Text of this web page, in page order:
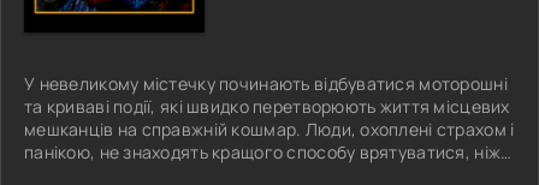
У невеликому містечку починають відбуватися моторошні
та криваві події, які швидко перетворюють життя місцевих
мешканців на справжній кошмар. Люди, охоплені страхом і
панікою, не знаходять кращого способу врятуватися, ніж